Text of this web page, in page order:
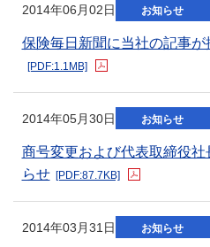
2014年06月02日 お知らせ
保険毎日新聞に当社の記事が
[PDF:1.1MB]
新規ウィンドウを開きます
2014年05月30日 お知らせ
商号変更および代表取締役
らせ [PDF:87.7KB]
新規ウィンドウを開きます
2014年03月31日 お知らせ
新規ウィンドウを開きます